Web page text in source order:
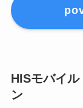
HISモバイ
ン